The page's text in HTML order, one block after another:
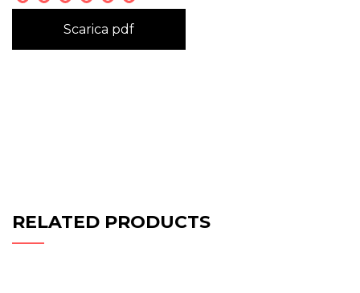
Scarica pdf
RELATED PRODUCTS